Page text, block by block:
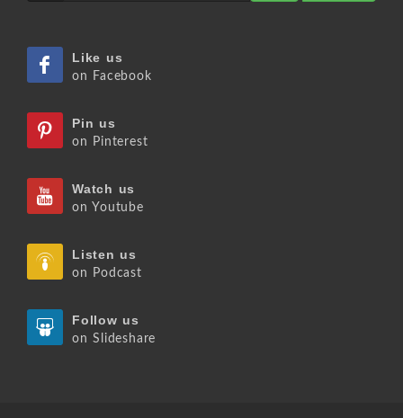
Like us
on Facebook
Pin us
on Pinterest
Watch us
on Youtube
Listen us
on Podcast
Follow us
on Slideshare